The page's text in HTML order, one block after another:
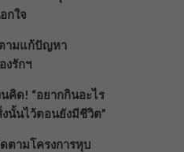
กใจ
ามแก้ปัญหา
งรักฯ
คิด! “อยากกินอะไร
นั้นไว้ตอนยังมีชีวิต”
ตามโครงการหุบ